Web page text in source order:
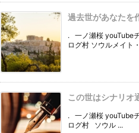
過去世があなたを
. 一ノ瀬桜 youTube
ログ村 ソウルメイト
この世はシナリオ
. 一ノ瀬桜 youTube
ログ村 ソウル ...